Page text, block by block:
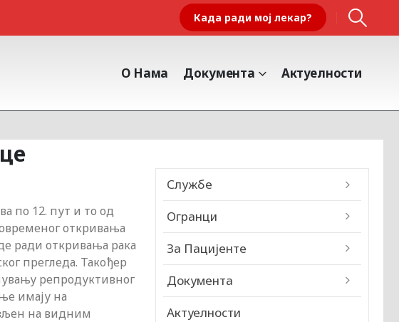
Када ради мој лекар?
О Нама Документа Актуелности
по 12. пут и то од
откривања
ради откривања рака
прегледа. Такођер
репродуктивног
имају на
на видним
Службе
Огранци
За Пацијенте
Документа
Актуелности